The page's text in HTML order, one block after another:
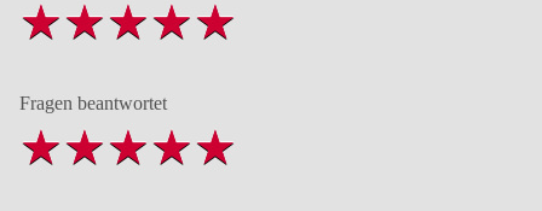
Fragen beantwortet